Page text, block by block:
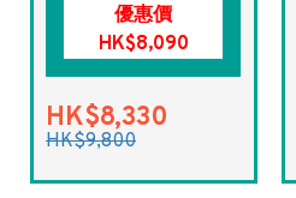
優惠價
HK$8,090
HK$8,330
HK$9,800